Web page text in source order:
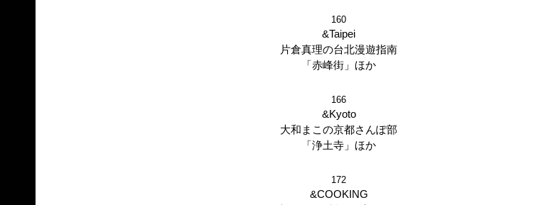
160
&Taipei
片倉真理の台北漫遊指南
「赤峰街」ほか
166
&Kyoto
大和まこの京都さんぽ部
「浄土寺」ほか
172
&COOKING